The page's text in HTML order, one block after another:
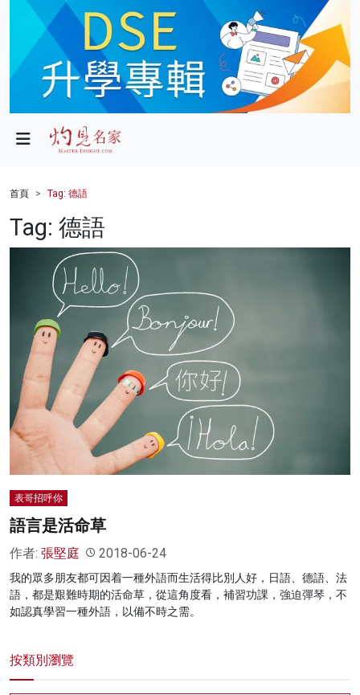
政局
財經
健康
商業
科技
影片
名家榜
灼見活動
關於我們
首頁 Tag: 德語
Tag: 德語
表哥招呼你
語言是活命草
作者: 張堅庭 2018-06-24
我的眾多朋友都可因着一種外語而生活得比別人好，日語、德語、法
語，都是艱難時期的活命草，從這角度看，補習功課，強迫彈琴，不
如認真學習一種外語，以備不時之需。
按類別瀏覽